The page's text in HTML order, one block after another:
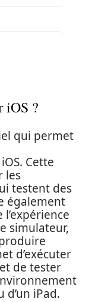
iOS ?
qui permet
Cette
les
testent des
également
simulateur,
d’exécuter
de tester
d’un iPad.